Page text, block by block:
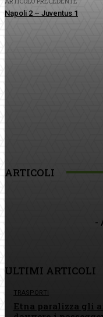
Napoli 2 – Juventus 1
ARTICOLI
-
ULTIMI ARTICOLI
TRASPORTI
Etna paralizza gli